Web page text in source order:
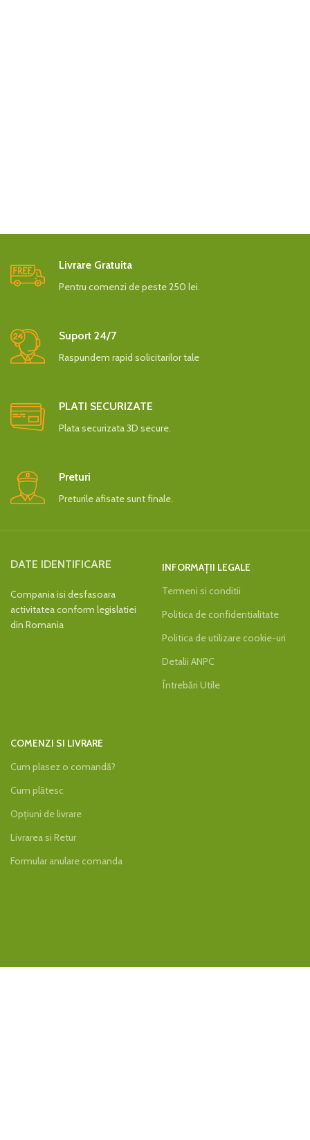
Livrare Gratuita
Pentru comenzi de peste 250 lei.
Suport 24/7
Raspundem rapid solicitarilor tale
PLATI SECURIZATE
Plata securizata 3D secure.
Preturi
Preturile afisate sunt finale.
DATE IDENTIFICARE
Compania isi desfasoara
activitatea conform legislatiei
din Romania
INFORMAȚII LEGALE
Termeni si conditii
Politica de confidentialitate
Politica de utilizare cookie-uri
Detalii ANPC
Întrebări Utile
COMENZI SI LIVRARE
Cum plasez o comandă?
Cum plătesc
Opțiuni de livrare
Livrarea si Retur
Formular anulare comanda